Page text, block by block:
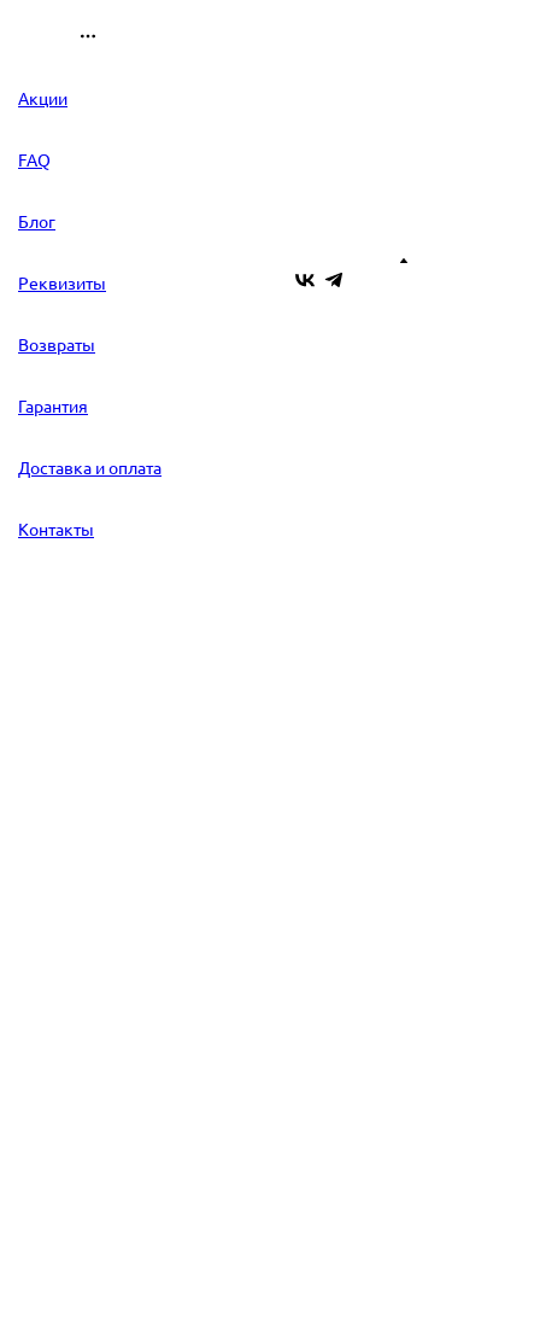
Акции
FAQ
Блог
Реквизиты
Возвраты
Гарантия
Доставка и оплата
Контакты